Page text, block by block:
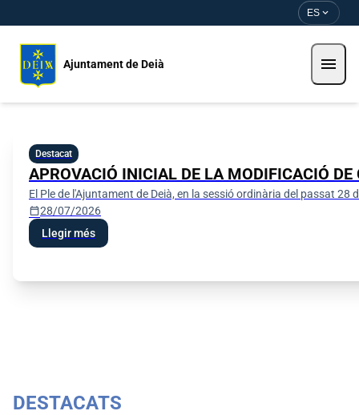
ES expand_more
Ajuntament de Deià menu
Destacat
APROVACIÓ INICIAL DE LA MODIFICACIÓ
El Ple de l'Ajuntament de Deià, en la sessió ordinària del passat
calendar_today28/07/2026
Llegir més
DESTACATS